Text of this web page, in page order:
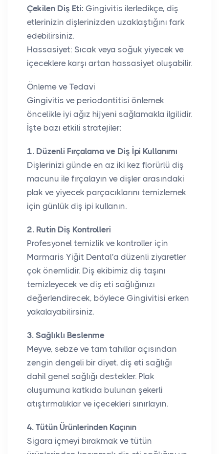
Çekilen Diş Eti: Gingivitis ilerledikçe, diş
etlerinizin dişlerinizden uzaklaştığını fark
edebilirsiniz.
Hassasiyet: Sıcak veya soğuk yiyecek ve
içeceklere karşı artan hassasiyet oluşabilir.
Önleme ve Tedavi
Gingivitis ve periodontitisi önlemek
öncelikle iyi ağız hijyeni sağlamakla ilgilidir.
İşte bazı etkili stratejiler:
1. Düzenli Fırçalama ve Diş İpi Kullanımı
Dişlerinizi günde en az iki kez florürlü diş
macunu ile fırçalayın ve dişler arasındaki
plak ve yiyecek parçacıklarını temizlemek
için günlük diş ipi kullanın.
2. Rutin Diş Kontrolleri
Profesyonel temizlik ve kontroller için
Marmaris Yiğit Dental'a düzenli ziyaretler
çok önemlidir. Diş ekibimiz diş taşını
temizleyecek ve diş eti sağlığınızı
değerlendirecek, böylece Gingivitisi erken
yakalayabilirsiniz.
3. Sağlıklı Beslenme
Meyve, sebze ve tam tahıllar açısından
zengin dengeli bir diyet, diş eti sağlığı
dahil genel sağlığı destekler. Plak
oluşumuna katkıda bulunan şekerli
atıştırmalıklar ve içecekleri sınırlayın.
4. Tütün Ürünlerinden Kaçının
Sigara içmeyi bırakmak ve tütün